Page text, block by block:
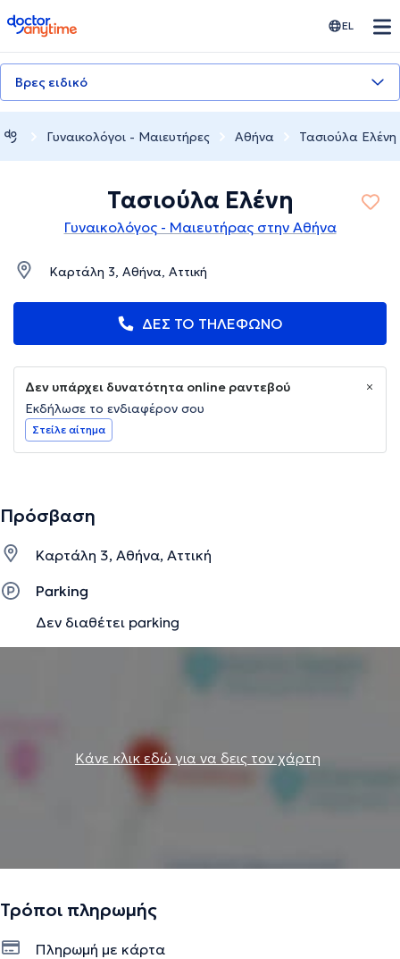
doctoranytime EL
Βρες ειδικό
Γυναικολόγοι - Μαιευτήρες Αθήνα Τασιούλα Ελένη
Τασιούλα Ελένη
Γυναικολόγος - Μαιευτήρας στην Αθήνα
Καρτάλη 3, Αθήνα, Αττική
ΔΕΣ ΤΟ ΤΗΛΕΦΩΝΟ
Δεν υπάρχει δυνατότητα online ραντεβού
Εκδήλωσε το ενδιαφέρον σου
Στείλε αίτημα
Πρόσβαση
Καρτάλη 3, Αθήνα, Αττική
Parking
Δεν διαθέτει parking
Κάνε κλικ εδώ για να δεις τον χάρτη
Τρόποι πληρωμής
Πληρωμή με κάρτα